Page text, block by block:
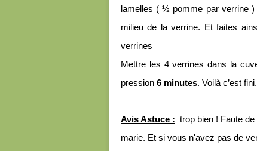
lamelles ( ½ pomme par verrine
milieu de la verrine. Et faites
verrines
Mettre les 4 verrines dans la
pression 6 minutes. Voilà c’est fini.
Avis Astuce : trop bien ! Faute
marie. Et si vous n'avez pas de